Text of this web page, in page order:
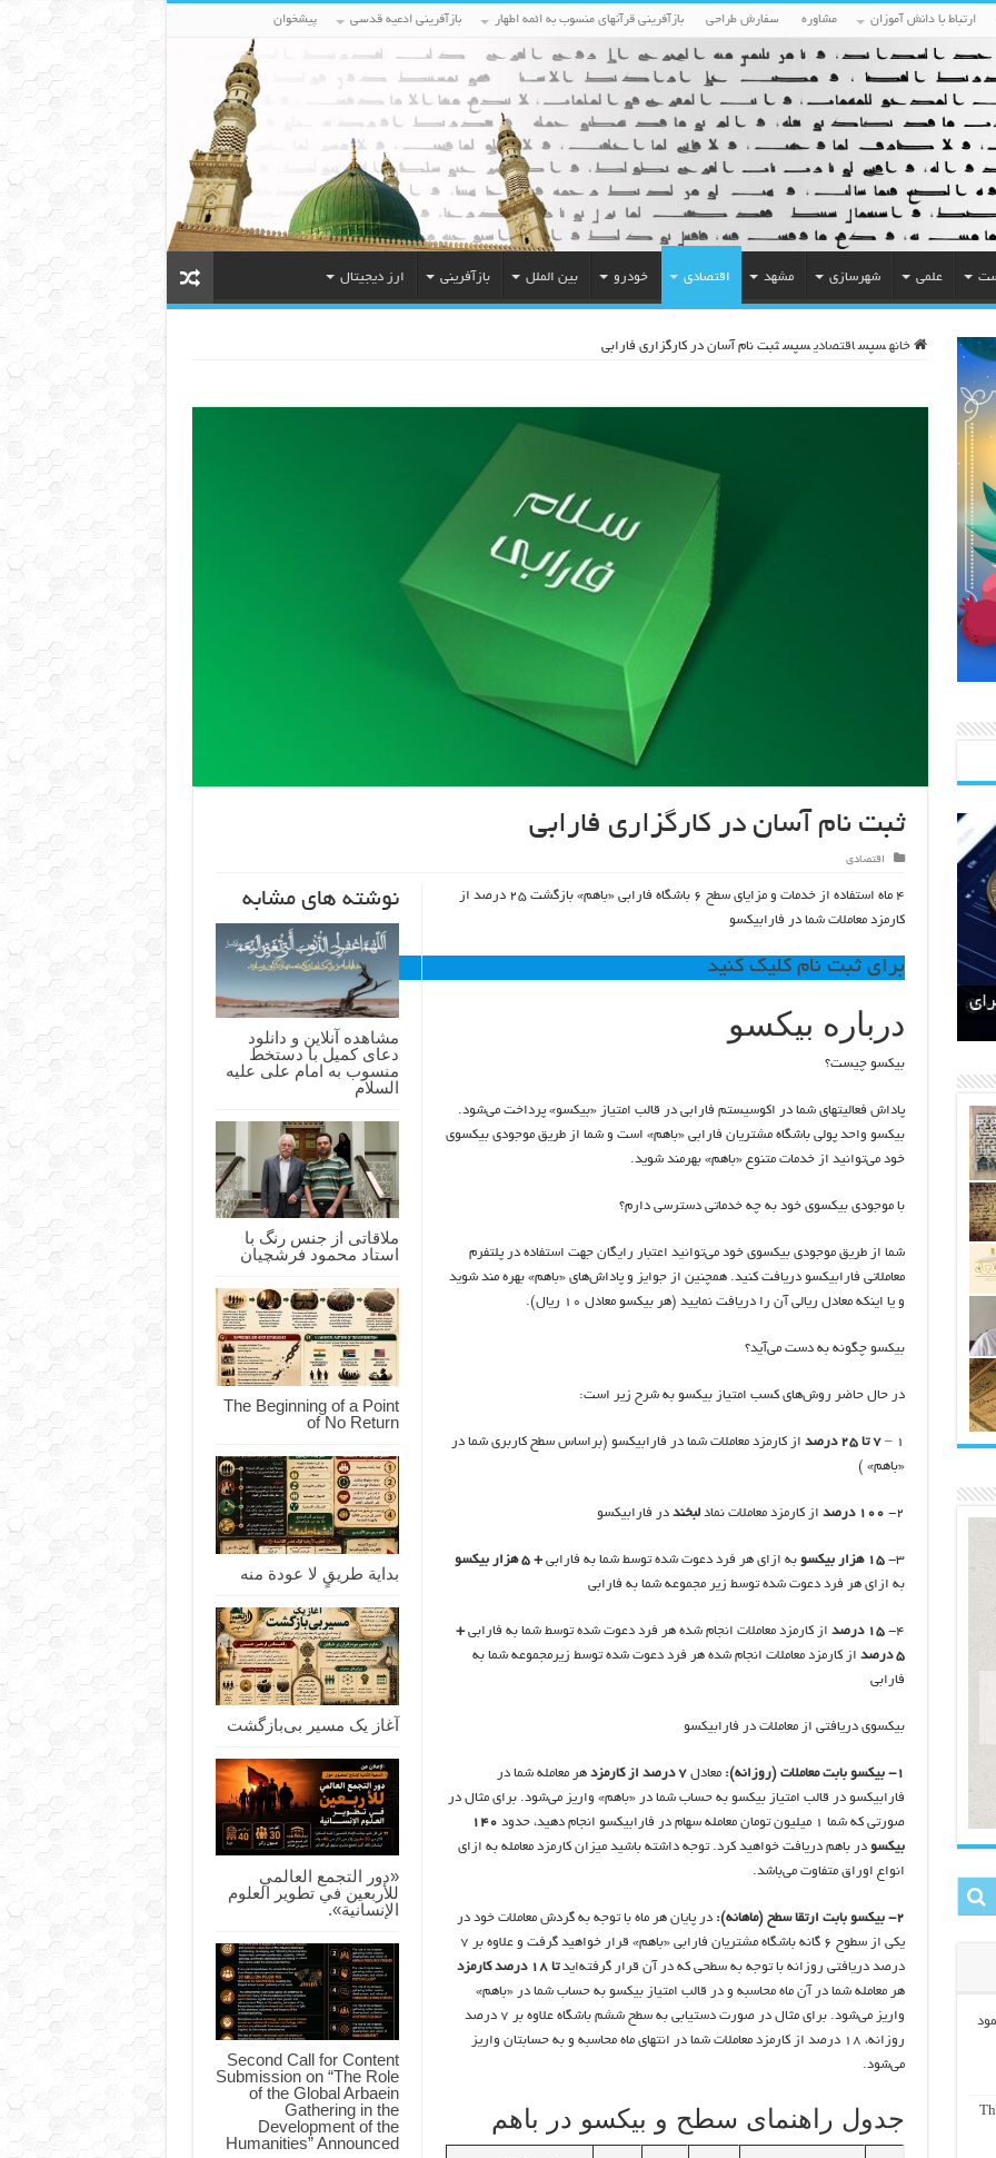
ارتباط با دانش آموزان مشاوره سفارش طراحی بازآفرینی قرآنهای منسوب به ائمه اطهار بازآفرینی ادعیه قدسی پیشخوان
علمی شهرسازی مشهد اقتصادی خودرو بین الملل بازآفرینی ارز دیجیتال
خانه سپس اقتصادی سپس ثبت نام آسان در کارگزاری فارابی
ثبت نام آسان در کارگزاری فارابی
اقتصادی
نوشته های مشابه
مشاهده آنلاین و دانلود
دعای کمیل با دستخط
منسوب به امام علی علیه
السلام
ملاقاتی از جنس رنگ با
استاد محمود فرشچیان
The Beginning of a Point
of No Return
بداية طريقٍ لا عودة منه
آغاز یک مسیر بی‌بازگشت
«دور التجمع العالمي
للأربعين في تطوير العلوم
الإنسانية».
Second Call for Content
Submission on “The Role
of the Global Arbaein
Gathering in the
Development of the
Humanities” Announced
۴ ماه استفاده از خدمات و مزایای سطح ۶ باشگاه فارابی «باهم» بازگشت ۲۵ درصد از
کارمزد معاملات شما در فارابیکسو
برای ثبت نام کلیک کنید
درباره بیکسو
بیکسو چیست؟
پاداش فعالیتهای شما در اکوسیستم فارابی در قالب امتیاز «بیکسو» پرداخت می‌شود.
بیکسو واحد پولی باشگاه مشتریان فارابی «باهم» است و شما از طریق موجودی بیکسوی
خود می‌توانید از خدمات متنوع «باهم» بهرمند شوید.
با موجودی بیکسوی خود به چه خدماتی دسترسی دارم؟
شما از طریق موجودی بیکسوی خود می‌توانید اعتبار رایگان جهت استفاده در پلتفرم
معاملاتی فارابیکسو دریافت کنید. همچنین از جوایز و پاداش‌های «باهم» بهره مند شوید
و یا اینکه معادل ریالی آن را دریافت نمایید (هر بیکسو معادل ۱۰ ریال).
بیکسو چگونه به دست می‌آید؟
در حال حاضر روش‌های کسب امتیاز بیکسو به شرح زیر است:
۱ – ۷ تا ۲۵ درصد
از کارمزد معاملات شما در فارابیکسو (براساس سطح کاربری شما در
«باهم» )
۲- ۱۰۰ درصد از کارمزد معاملات نمادلبخند در فارابیکسو
۳- ۱۵ هزار بیکسو به ازای هر فرد دعوت شده توسط شما به فارابی+ ۵ هزار بیکسو
به ازای هر فرد دعوت شده توسط زیر مجموعه شما به فارابی
۴- ۱۵ درصد از کارمزد معاملات انجام شده هر فرد دعوت شده توسط شما به فارابی+
۵ درصد
از کارمزد معاملات انجام شده هر فرد دعوت شده توسط زیرمجموعه شما به
فارابی
بیکسوی دریافتی از معاملات در فارابیکسو
۱- بیکسو بابت معاملات (روزانه): معادل۷ درصد از کارمزد
هر معامله شما در
فارابیکسو در قالب امتیاز بیکسو به حساب شما در «باهم» واریز می‌شود. برای مثال در
صورتی که شما ۱ میلیون تومان معامله سهام در فارابیکسو انجام دهید، حدود
۱۴۰
بیکسو در باهم دریافت خواهید کرد. توجه داشته باشید میزان کارمزد معامله به ازای
انواع اوراق متفاوت می‌باشد.
۲- بیکسو بابت ارتقا سطح (ماهانه):
در پایان هر ماه با توجه به گردش معاملات خود در
یکی از سطوح ۶ گانه باشگاه مشتریان فارابی «باهم» قرار خواهید گرفت و علاوه بر ۷
درصد دریافتی روزانه با توجه به سطحی که در آن قرار گرفته‌ایدتا ۱۸ درصد کارمزد
هر معامله شما در آن ماه محاسبه و در قالب امتیاز بیکسو به حساب شما در «باهم»
واریز می‌شود. برای مثال در صورت دستیابی به سطح ششم باشگاه علاوه بر ۷ درصد
روزانه، ۱۸ درصد از کارمزد معاملات شما در انتهای ماه محاسبه و به حسابتان واریز
می‌شود.
جدول راهنمای سطح و بیکسو در باهم
مالکان اراضی شاهنامه ۳۵